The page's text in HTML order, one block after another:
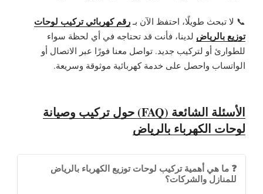
📞 لا تبحث طويلًا، احتفظ الآن بـرقم كهربائي تركيب لوحات
توزيع بالرياض لدينا، فأنت قد تحتاجه في أي لحظة سواء
للطوارئ أو لتركيب جديد. تواصل معنا فورًا عبر الاتصال أو
الواتساب واحصل على خدمة كهربائية موثوقة وسريعة.
الأسئلة الشائعة (FAQ) حول تركيب وصيانة
لوحات الكهرباء بالرياض
❓ ما هي أهمية تركيب لوحات توزيع الكهرباء بالرياض
للمنازل والشركات؟